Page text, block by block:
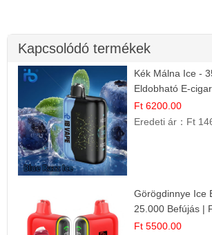
Kapcsolódó termékek
Kék Málna Ice -
Eldobható E-
Gyümölcsös
Ft 6200.00
Eredeti ár： Ft
Görögdinnye Ice
25.000 Befújás |
Ft 5500.00